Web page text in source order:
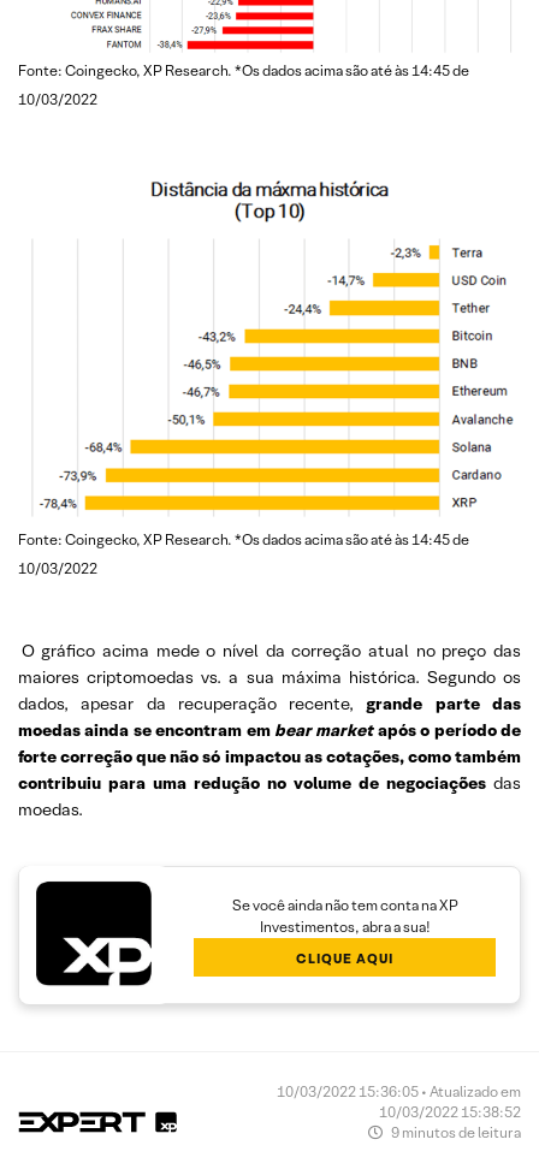
Fonte: Coingecko, XP Research. *Os dados acima são até às 14:45 de
10/03/2022
Fonte: Coingecko, XP Research. *Os dados acima são até às 14:45 de
10/03/2022
O gráfico acima mede o nível da correção atual no preço das
maiores criptomoedas vs. a sua máxima histórica. Segundo os
dados, apesar da recuperação recente, grande parte das
moedas ainda se encontram em bear marketapós o período de
forte correção que não só impactou as cotações, como também
contribuiu para uma redução no volume de negociações das
moedas.
Se você ainda não tem conta na XP
Investimentos, abra a sua!
CLIQUE AQUI
10/03/2022 15:36:05 • Atualizado em
10/03/2022 15:38:52
9 minutos de leitura